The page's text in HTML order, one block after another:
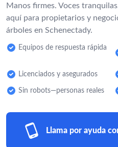
Manos firmes. Voces
aquí para propietarios y
árboles en Schenectady.
Equipos de respuesta rápida
Licenciados y asegurados
Sin robots—personas reales
Llama por ayuda